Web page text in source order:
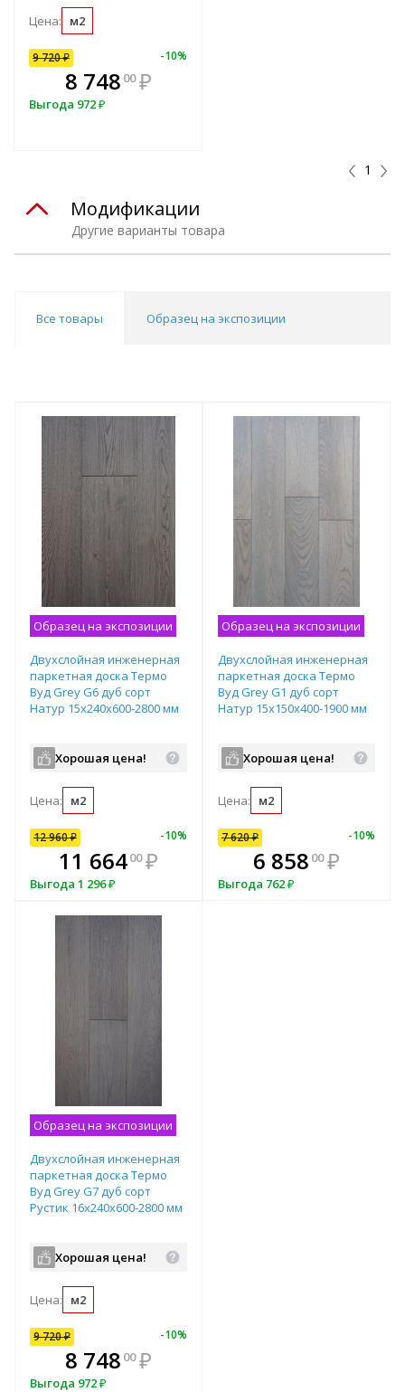
Цена: м2
9 720₽ -10%
8 748 00 ₽
Выгода 972₽
1
Другие варианты товара
Модификации
Все товары Образец на экспозиции
Образец на экспозиции
Двухслойная инженерная
паркетная доска Термо
Вуд Grey G6 дуб сорт
Натур 15х240х600-2800 мм
Хорошая цена!
Цена: м2
12 960₽ -10%
11 66400 ₽
Выгода 1 296₽
В комплекте
всегда выгоднее!
Образец на экспозиции
Двухслойная инженерная
паркетная доска Термо
Вуд Grey G1 дуб сорт
Натур 15х150х400-1900 мм
Хорошая цена!
Цена: м2
5% 7 620
7 086 60
Выгода533.40
7 620₽ -10%
6 858 00 ₽
Выгода 762₽
Образец на экспозиции
Двухслойная инженерная
паркетная доска Термо
Вуд Grey G7 дуб сорт
Рустик 16х240х600-2800 мм
Хорошая цена!
Цена: м2
9 720₽ -10%
8 748 00 ₽
Выгода 972₽